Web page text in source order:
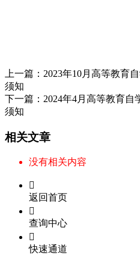
上一篇： 2023年10月高等教育
须知
下一篇： 2024年4月高等教育
须知
相关文章
没有相关内容

返回首页

查询中心

快速通道